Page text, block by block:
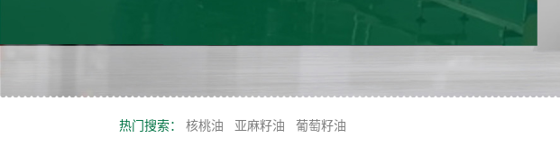
热门搜索： 核桃油 亚麻籽油 葡萄籽油